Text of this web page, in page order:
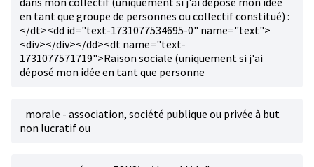
en tant que groupe de personnes ou collectif constitué) :
</dt><dd id="text-1731077534695-0" name="text">
<div></div></dd><dt name="text-
1731077571719">Raison sociale (uniquement si j'ai
déposé mon idée en tant que personne
morale - association, société publique ou privée à but
non lucratif ou